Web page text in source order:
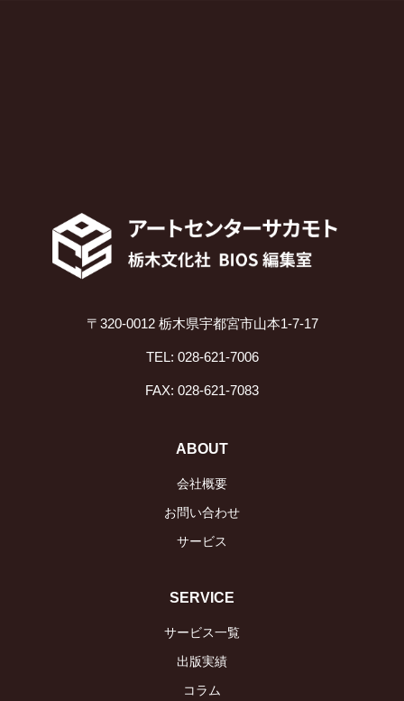
〒320-0012 栃木県宇都宮市山本1-7-17
TEL: 028-621-7006
FAX: 028-621-7083
ABOUT
会社概要
お問い合わせ
サービス
SERVICE
サービス一覧
出版実績
コラム